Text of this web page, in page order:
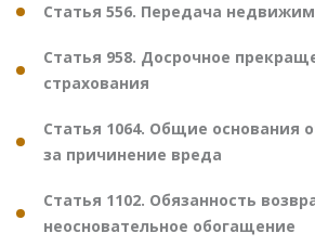
Статья 556. Передача
Статья 958. Досрочное
страхования
Статья 1064. Общие основания
за причинение вреда
Статья 1102. Обязанность
неосновательное обогащение